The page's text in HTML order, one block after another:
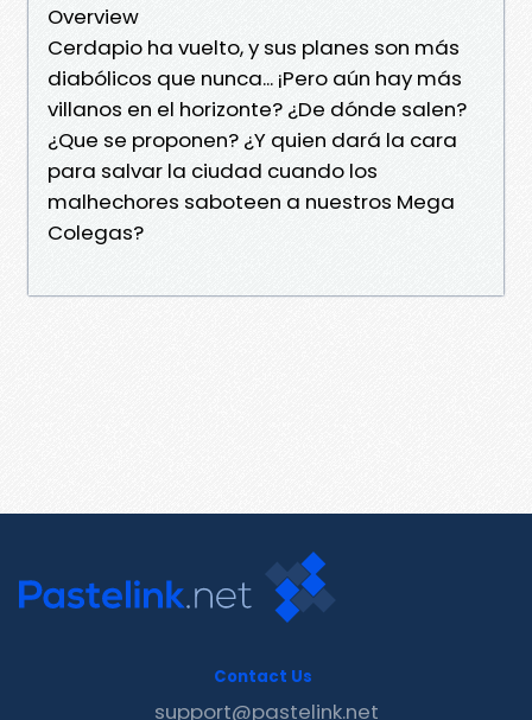
Overview
Cerdapio ha vuelto, y sus planes son más
diabólicos que nunca... ¡Pero aún hay más
villanos en el horizonte? ¿De dónde salen?
¿Que se proponen? ¿Y quien dará la cara
para salvar la ciudad cuando los
malhechores saboteen a nuestros Mega
Colegas?
Contact Us
support@pastelink.net